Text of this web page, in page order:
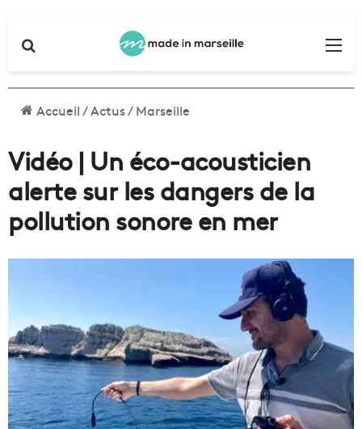
Accueil/Actus/Marseille
Vidéo | Un éco-acousticien
alerte sur les dangers de la
pollution sonore en mer